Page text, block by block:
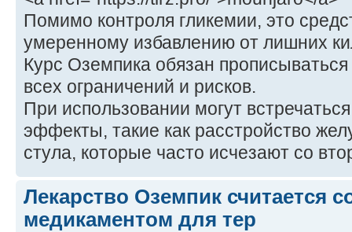
Помимо контроля гликемии, это
умеренному избавлению от лишних
Курс Оземпика обязан
всех ограничений и рисков.
При использовании могут
эффекты, такие как расстройство
стула, которые часто исчезают со
Лекарство Оземпик считается
медикаментом для тер